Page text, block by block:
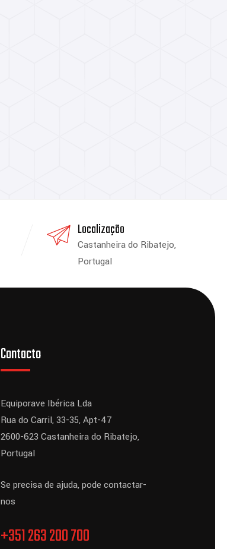
Localização
Castanheira do Ribatejo,
Portugal
Contacto
Equiporave Ibérica Lda
Rua do Carril, 33-35, Apt-47
2600-623 Castanheira do Ribatejo,
Portugal
Se precisa de ajuda, pode contactar-
nos
+351 263 200 700